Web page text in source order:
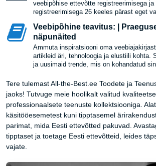
veebipõhise ettevõtte registreerimisega ja
registreerimisega 26 keeles pärast eget
Veebipõhine teavitus: |
näpunäited
Ammuta inspiratsiooni oma
artikleid äri, tehnoloogia ja elustiili kohta.
ja uusimaid trende, mis on kohandatud
Tere tulemast All-the-Best.ee Toodete ja
jaoks! Tutvuge meie hoolikalt valitud
professionaalsete teenuste kollektsiooniga.
käsitööesemetest kuni tipptasemel
parimat, mida Eesti ettevõtted pakuvad.
tipptaset ja toetage Eesti ettevõtteid, leides
vajate.